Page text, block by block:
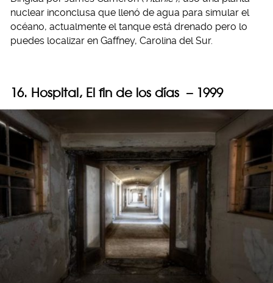
nuclear inconclusa que llenó de agua para simular el
océano, actualmente el tanque está drenado pero lo
puedes localizar en Gaffney, Carolina del Sur.
16. Hospital, El fin de los días – 1999